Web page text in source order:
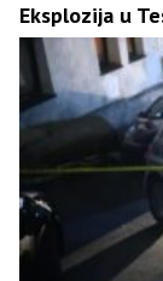
Eksplozija u